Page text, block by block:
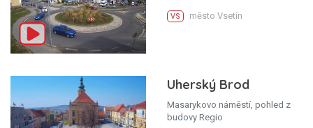
VS město Vsetín
Uherský Brod
Masarykovo náměstí, pohled z
budovy Regio